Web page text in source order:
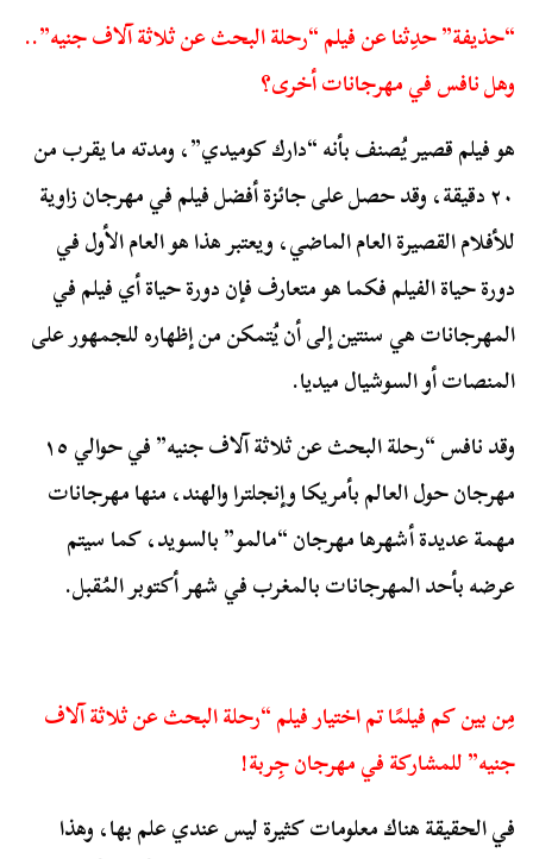
“حذيفة” حدِثنا عن فيلم “رحلة البحث عن ثلاثة آلاف جنيه”..
وهل نافس في مهرجانات أخرى؟
هو فيلم قصير يُصنف بأنه “دارك كوميدي”، ومدته ما يقرب من
٢٠ دقيقة، وقد حصل على جائزة أفضل فيلم في مهرجان زاوية
للأفلام القصيرة العام الماضي، ويعتبر هذا هو العام الأول في
دورة حياة الفيلم فكما هو متعارف فإن دورة حياة أي فيلم في
المهرجانات هي سنتين إلى أن يُتمكن من إظهاره للجمهور على
المنصات أو السوشيال ميديا.
وقد نافس “رحلة البحث عن ثلاثة آلاف جنيه” في حوالي ١٥
مهرجان حول العالم بأمريكا وإنجلترا والهند، منها مهرجانات
مهمة عديدة أشهرها مهرجان “مالمو” بالسويد، كما سيتم
عرضه بأحد المهرجانات بالمغرب في شهر أكتوبر المُقبل.
مِن بين كم فيلمًا تم اختيار فيلم “رحلة البحث عن ثلاثة آلاف
جنيه” للمشاركة في مهرجان جِربة!
في الحقيقة هناك معلومات كثيرة ليس عندي علم بها، وهذا